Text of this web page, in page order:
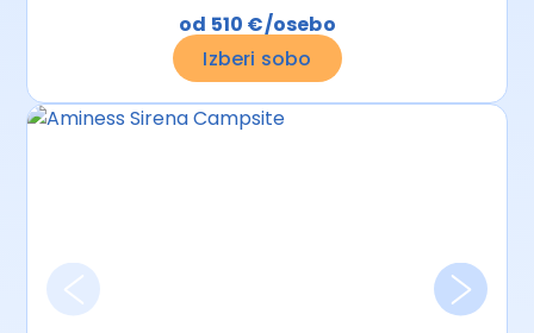
od 510 €/osebo
Izberi sobo